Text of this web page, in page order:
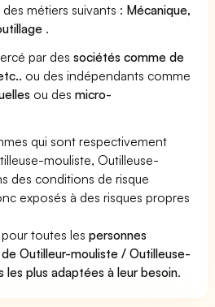
métiers suivants : Mécanique,
.
par dessociétés comme de
ou des indépendants comme
ou desmicro-
qui sont respectivement
mouliste, Outilleuse-
des conditions de risque
exposés à des risques propres
toutes lespersonnes
Outilleur-mouliste / Outilleuse-
les plus adaptées à leur besoin.